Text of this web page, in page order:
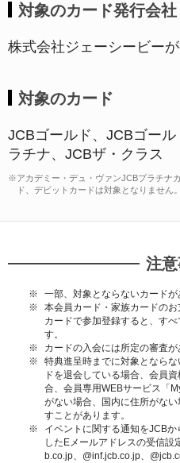
対象のカード発行会社
株式会社ジェーシービー
対象のカード
JCBゴールド、JCBゴー
ラチナ、JCBザ・クラス
※アカデミー・デュ・ヴァンJCBプラチナ
ド、デビットカードは対象となりません。
注
一部、対象とならないカードが
本会員カード・家族カードの
カードで参加登録すると、す
す。
カードの入会には所定の審査が
特典進呈時までに対象となら
ドを退会している場合、会員
合、会員専用WEBサービス「
がない場合、国内に住所がな
すことがあります。
イベントに関する通知をJCB
したEメールアドレスの受信
b.co.jp、@inf.jcb.co.jp、